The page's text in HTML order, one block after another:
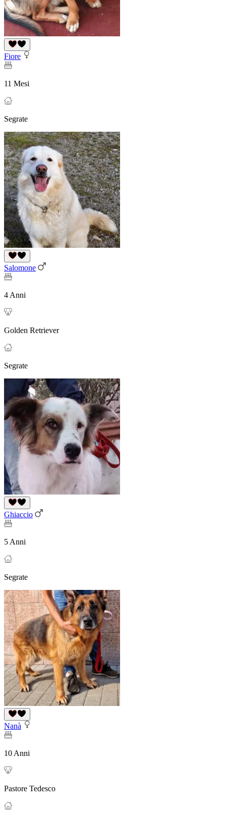
Fiore
11 Mesi
Segrate
Salomone
4 Anni
Golden Retriever
Segrate
Ghiaccio
5 Anni
Segrate
Nanà
10 Anni
Pastore Tedesco